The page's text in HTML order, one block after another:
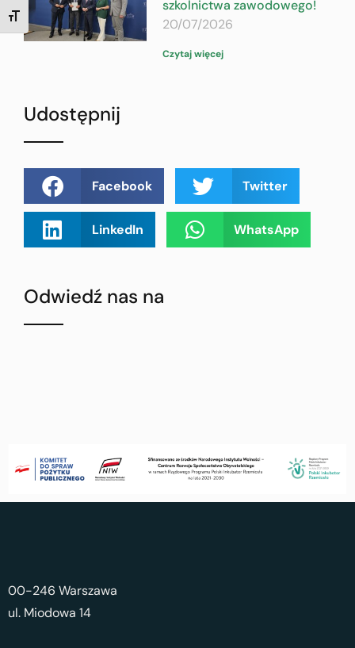
TOGGLE FONT SIZE
szkolnictwa zawodowego!
20/07/2026
Czytaj więcej
Udostępnij
Facebook Twitter
LinkedIn WhatsApp
Odwiedź nas na
00-246 Warszawa
ul. Miodowa 14